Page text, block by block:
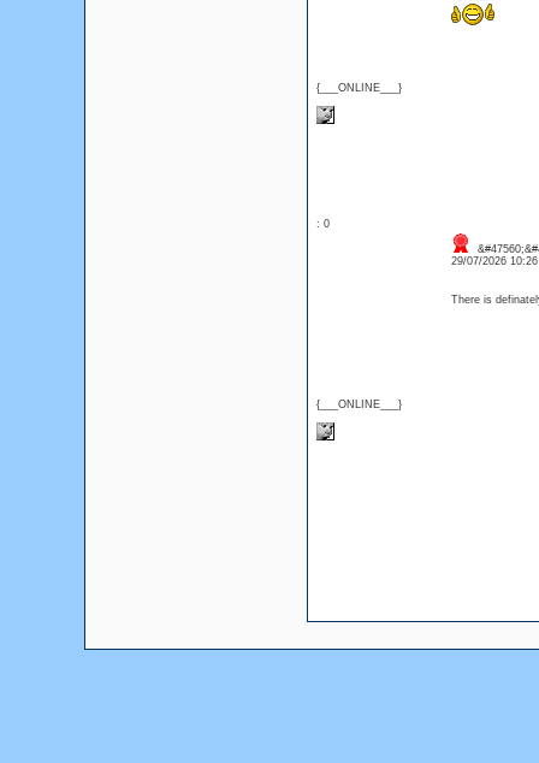
{___ONLINE___}
: 0
{___ONLINE___}
29/07/2026
There is